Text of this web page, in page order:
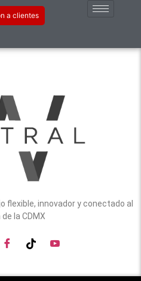
a clientes
flexible, innovador y conectado al
la CDMX